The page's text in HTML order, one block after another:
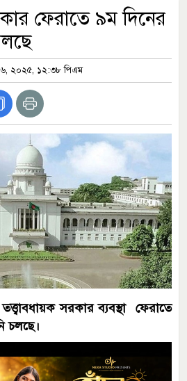
ফেরাতে ৯ম দিনের
৬, ২০২৫, ১২:৩৮ পিএম
তত্ত্বাবধায়ক সরকার ব্যবস্থা ফেরাতে
চলছে।